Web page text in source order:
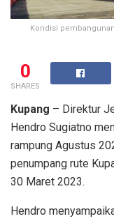
Kondisi
0
SHARES
Kupang – Direktur
Hendro Sugiatno
rampung Agustus
penumpang rute
30 Maret 2023.
Hendro